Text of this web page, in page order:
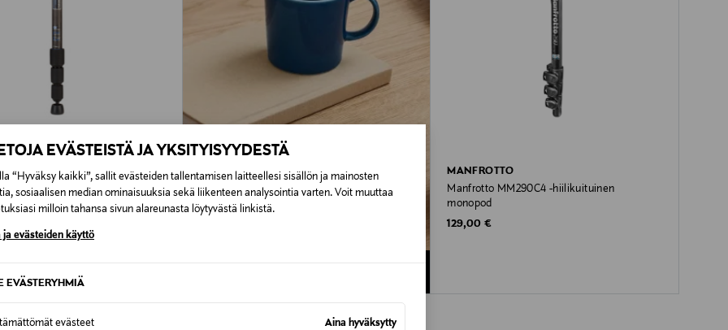
EVÄSTEISTÄ JA YKSITYISYYDESTÄ
“Hyväksy kaikki”, sallit evästeiden tallentamisen laitteellesi sisällön ja mainosten
sosiaalisen median ominaisuuksia sekä liikenteen analysointia varten. Voit muuttaa
milloin tahansa sivun alareunasta löytyvästä linkistä.
ja evästeiden käyttö
EVÄSTERYHMIÄ
evästeet Aina hyväksytty
Mach3 Carbon Fiber
MANFROTTO
Manfrotto MM290C4 -hiilikuituinen
monopod
Original Price
129,00 €